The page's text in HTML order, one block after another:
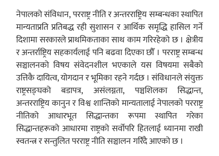
नेपालको संविधान, परराष्ट्र नीति र अन्तरराष्ट्रिय सम्बन्धका स्थापित
मान्यताप्रति प्रतिबद्ध रही सुशासन र आर्थिक समृद्धि हासिल गर्ने
दिशामा सरकारले प्राथमिकताका साथ काम गरिरहेको छ । क्षेत्रीय
र अन्तर्राष्ट्रिय सहकार्यलाई पनि बढवा दिएका छौँ । परराष्ट्र सम्बन्ध
सञ्चालनको विषय संवेदनशील भएकाले यस विषयमा सबैको
उत्तिकै दायित्व, योगदान र भूमिका रहने गर्दछ । संविधानले संयुक्त
राष्ट्रसङ्घको बडापत्र, असंलग्नता, पञ्चशिलका सिद्धान्त,
अन्तरराष्ट्रिय कानुन र विश्व शान्तिको मान्यतालाई नेपालको परराष्ट्र
नीतिको आधारभूत सिद्धान्तका रूपमा स्थापित गरेका
सिद्धान्तहरूको आधारमा राष्ट्रको सर्वोपरि हितलाई ध्यानमा राखी
स्वतन्त्र र सन्तुलित परराष्ट्र नीति सञ्चालन गरिँदै आएको छ ।